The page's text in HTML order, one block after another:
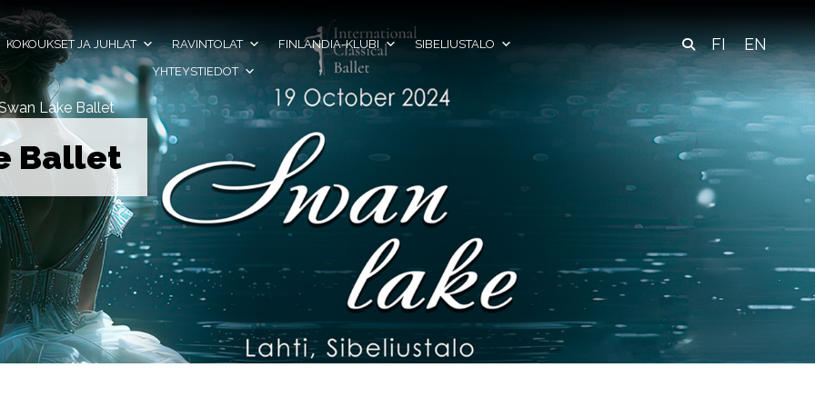
KOKOUKSET JA JUHLAT RAVINTOLAT FINLANDIA-KLUBI
SIBELIUSTALO
YHTEYSTIEDOT
FI EN
Lake Ballet
Ballet